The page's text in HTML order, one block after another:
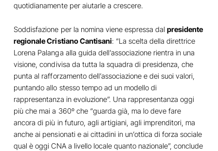
quotidianamente per aiutarle a crescere.
Soddisfazione per la nomina viene espressa dalpresidente
regionale Cristiano Cantisani: “La scelta della direttrice
Lorena Palanga alla guida dell’associazione rientra in una
visione, condivisa da tutta la squadra di presidenza, che
punta al rafforzamento dell’associazione e dei suoi valori,
puntando allo stesso tempo ad un modello di
rappresentanza in evoluzione”. Una rappresentanza oggi
più che mai a 360º che “guarda già, ma lo deve fare
ancora di più in futuro, agli artigiani, agli imprenditori, ma
anche ai pensionati e ai cittadini in un’ottica di forza sociale
qual è oggi CNA a livello locale quanto nazionale”, conclude